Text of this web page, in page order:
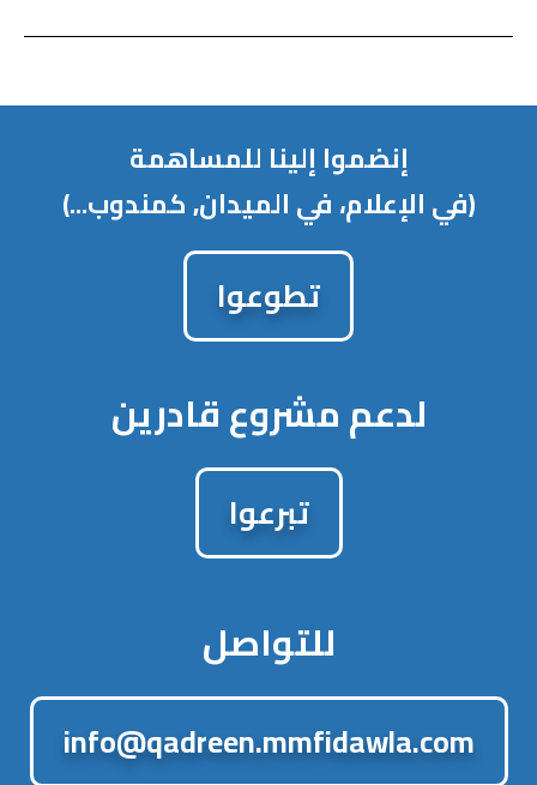
إنضموا إلينا للمساهمة
(في الإعلام، في الميدان, كمندوب...)
تطوعوا
لدعم مشروع قادرين
تبرعوا
للتواصل
info@qadreen.mmfidawla.com